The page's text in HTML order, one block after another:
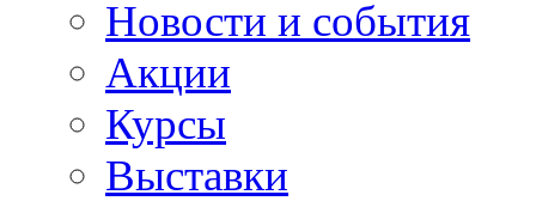
Новости и события
Акции
Курсы
Выставки